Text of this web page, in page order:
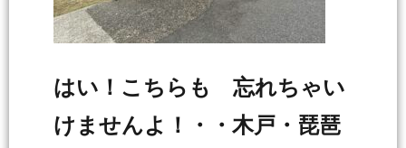
はい！こちらも 忘れちゃい
けませんよ！・・木戸・琵琶